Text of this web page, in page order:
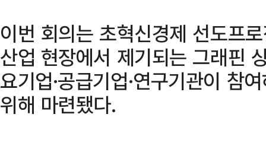
이번 회의는 초혁신경제 선도프
산업 현장에서 제기되는 그래핀
요기업·공급기업·연구기관이 참
위해 마련됐다.